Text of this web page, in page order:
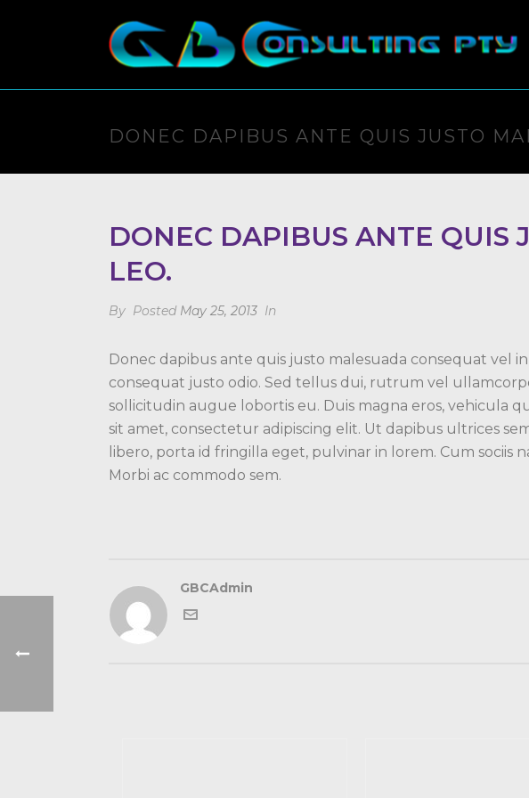
DONEC DAPIBUS ANTE QUIS JUSTO
DONEC DAPIBUS ANTE QUIS
LEO.
By Posted May 25, 2013 In
Donec dapibus ante quis justo malesuada consequat vel
consequat justo odio. Sed tellus dui, rutrum vel
sollicitudin augue lobortis eu. Duis magna eros, vehicula
sit amet, consectetur adipiscing elit. Ut dapibus ultrices
libero, porta id fringilla eget, pulvinar in lorem. Cum
Morbi ac commodo sem.
GBCAdmin